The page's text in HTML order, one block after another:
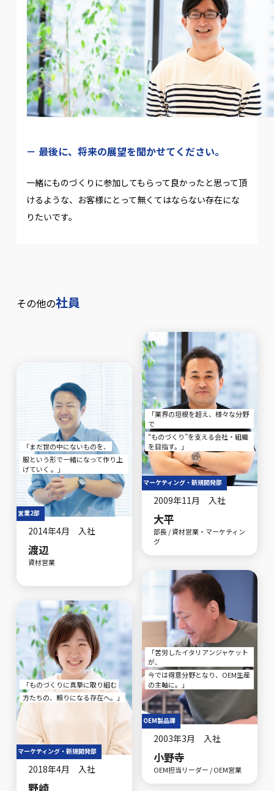
最後に、将来の展望を聞かせてください。
一緒にものづくりに参加してもらって良かったと思って頂
けるような、お客様にとって無くてはならない存在にな
りたいです。
その他の社員
「まだ世の中にないものを、
服という形で一緒になって作り上
げていく 。」
営業2部
2014年4月 入社
渡辺
資材営業
「業界の垣根を超え、様々な分野
で
“ものづくり”を支える会社・組織
を目指す。」
マーケティング・新規開発部
2009年11月 入社
大平
部長 / 資材営業・マーケティン
グ
「ものづくりに真摯に取り組む
方たちの、頼りになる存在へ。」
マーケティング・新規開発部
2018年4月 入社
野崎
「苦労したイタリアンジャケット
が、
今では得意分野となり、OEM生産
の主軸に。」
OEM製品課
2003年3月 入社
小野寺
OEM担当リーダー / OEM営業